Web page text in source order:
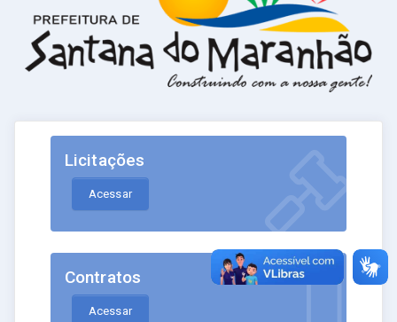
Licitações
Acessar
Contratos
Acessar